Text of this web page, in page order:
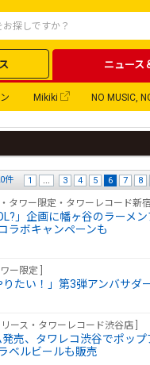
ニュース
Mikiki NO MUSIC,
件 1 ... 3 4 5 6 7 8
タワー限定・タワーレコード新宿
」企画に幡ヶ谷のラーメ
ラボキャンペーンも
ー限定 ]
たい！」第3弾アンバサダ
ース・タワーレコード渋谷店 ]
売、タワレコ渋谷でポッ
ベルビールも販売